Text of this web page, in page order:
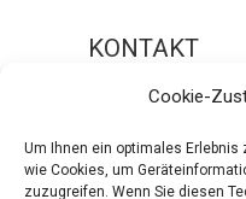
Cookie-
Um Ihnen ein optimales Erlebnis
wie Cookies, um
zuzugreifen. Wenn Sie diesen
KONTAKT
Impressum
ÜBER UNS
Die Redaktion